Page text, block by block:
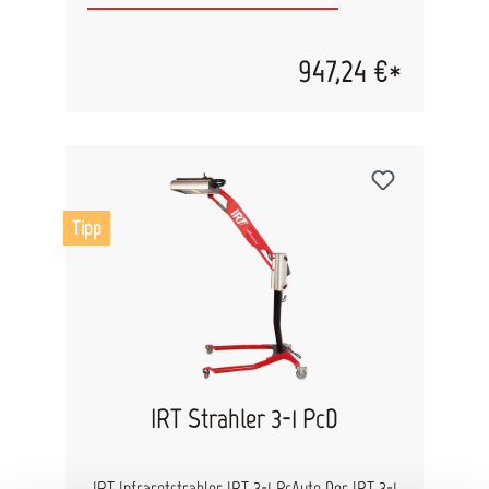
einfache Bedienbarkeit. Dieser Strahler ist mit
Kassetten können unabhängig voneinander
aktiviert werden, um einen noch effizienteren
wird. Eigenschaften: hohe Flexibiliät durch 10 m
Zuleitung Einfachstes Rangieren durch
Lenkrollen Trockenfläche: ca. 600 x 800 mm
höhenverstellbar bis 1.800 mm inkl.
Zeitschaltuhr regulierbare Trocknungsintensität
Strahlkassetten einzeln schaltbar Technische
Anzahl Strahlröhren: 2 Eingangsstromstärke: 10
A Eingangsspannung: 230 V Leistung: 2.040 W (2x
1.020 W)
947,24 €*
Tipp
IRT Strahler 3-1 PcD